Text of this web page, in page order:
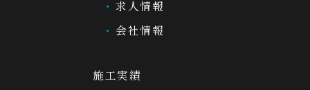
求人情報
会社情報
施工実績